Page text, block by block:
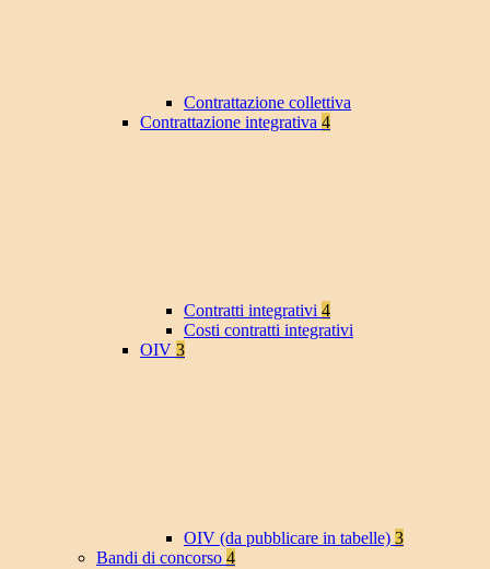
Contrattazione collettiva
Contrattazione integrativa 4
Contratti integrativi 4
Costi contratti integrativi
OIV 3
OIV (da pubblicare in tabelle) 3
Bandi di concorso 4